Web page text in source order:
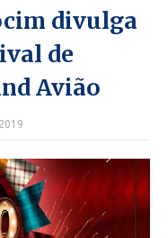
divulga
de
Avião